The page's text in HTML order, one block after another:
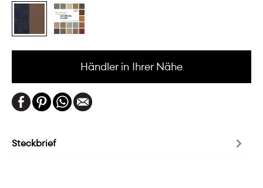
Händler in Ihrer Nähe
Steckbrief